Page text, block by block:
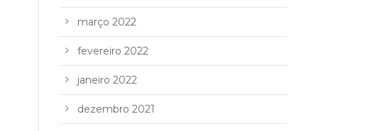
março 2022
fevereiro 2022
janeiro 2022
dezembro 2021